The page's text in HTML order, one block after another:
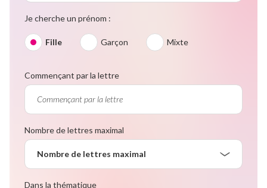
Je cherche un prénom :
Fille Garçon Mixte
Commençant par la lettre
Nombre de lettres maximal
Nombre de lettres maximal
Dans la thématique